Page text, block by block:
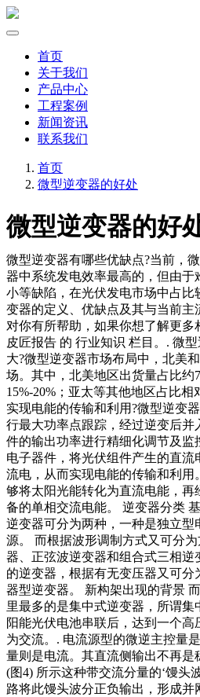
首页
关于我们
产品中心
工程案例
新闻资讯
联系我们
首页
微型逆变器的好处
微型逆变器的好
微型逆变器有哪些优缺点?当前，
器中系统发电效率最高的，但由于
小等缺陷，在光伏发电市场中占比
变器的定义、优缺点及其与当前主
对你有所帮助，如果你想了解更多
皮匠报告 的 行业知识 栏目。. 微
大?微型逆变器市场布局中，北美
场。其中，北美地区出货量占比约
15%-20%；亚太等其他地区占比
实现电能的传输和利用?微型逆变
行最大功率点跟踪，经过逆变后并
件的输出功率进行精细化调节及监
电子器件，将光伏组件产生的直
流电，从而实现电能的传输和利用
够将太阳光能转化为直流电能，
备的单相交流电能。 逆变器分类
逆变器可分为两种，一种是独立型
源。 而根据波形调制方式又可分
器、正弦波逆变器和组合式三相逆
的逆变器，根据有无变压器又可
器型逆变器。 新构架出现的背景
里最多的是集中式逆变器，所谓
阳能光伏电池串联后，达到一个
为交流。. 电流源型的微逆主控量
量则是电流。其直流侧输出不再是
(图4) 所示这种带交流分量的‘馒头
路将此馒头波分正负输出，形成